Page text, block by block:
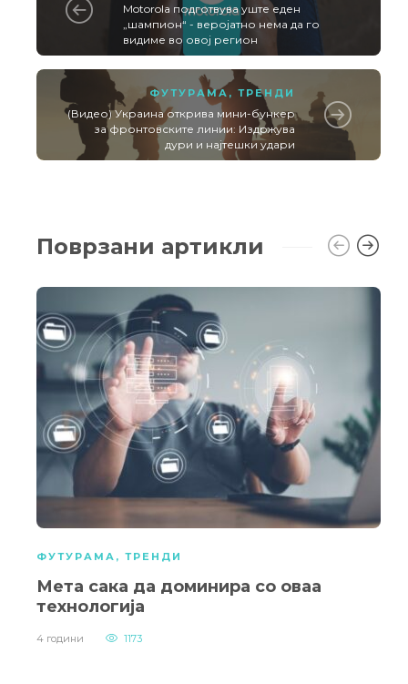
Motorola подготвува уште еден
„шампион“ - веројатно нема да го
видиме во овој регион
ФУТУРАМА , ТРЕНДИ
(Видео) Украина открива мини-бункер
за фронтовските линии: Издржува
дури и најтешки удари
Поврзани артикли
ФУТУРАМА , ТРЕНДИ
Мета сака да доминира со оваа
технологија
4 години 1173